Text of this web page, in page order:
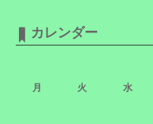
カレンダー
月
火 水